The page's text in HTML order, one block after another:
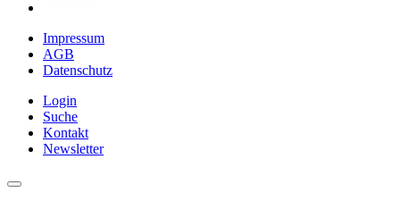
Impressum
AGB
Datenschutz
Login
Suche
Kontakt
Newsletter